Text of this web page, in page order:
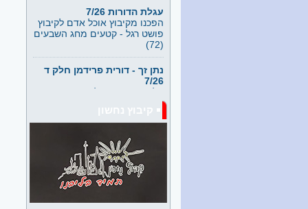
הפכנו מקיבוץ אוכל אדם לקיבוץ
פושט רגל - קטעים מחג השבעים
(72)
חלק מהרצאה של דורית פרידמן
ב"משלט 200" מועדון ובית של
השלומיות, שלומית שניר
ושלומית קודרין, ובעזרתם של
ימי הולדת לילידי מאי יוני
במשלט 7/26
חתני וכלות המסיבה: עליזה
קיבוץ נחשון